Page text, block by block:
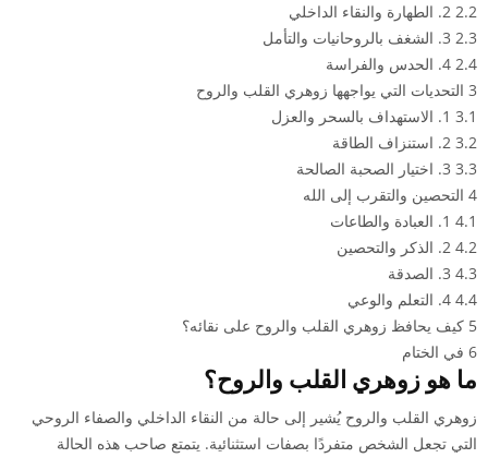
2.2 2. الطهارة والنقاء الداخلي
2.3 3. الشغف بالروحانيات والتأمل
2.4 4. الحدس والفراسة
3 التحديات التي يواجهها زوهري القلب والروح
3.1 1. الاستهداف بالسحر والعزل
3.2 2. استنزاف الطاقة
3.3 3. اختيار الصحبة الصالحة
4 التحصين والتقرب إلى الله
4.1 1. العبادة والطاعات
4.2 2. الذكر والتحصين
4.3 3. الصدقة
4.4 4. التعلم والوعي
5 كيف يحافظ زوهري القلب والروح على نقائه؟
6 في الختام
ما هو زوهري القلب والروح؟
زوهري القلب والروح يُشير إلى حالة من النقاء الداخلي والصفاء الروحي
التي تجعل الشخص متفردًا بصفات استثنائية. يتمتع صاحب هذه الحالة